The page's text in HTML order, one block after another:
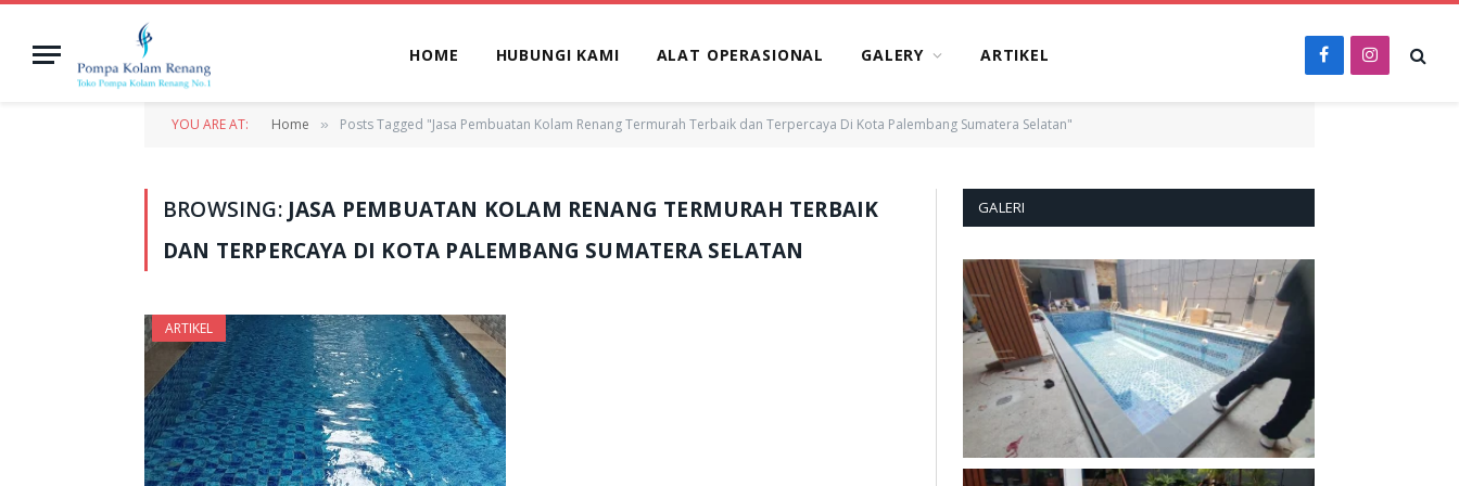
HOME HUBUNGI KAMI ALAT OPERASIONAL GALERY ARTIKEL FacebookInstagram
YOU ARE AT: Home » Posts Tagged "Jasa Pembuatan Kolam Renang Termurah Terbaik dan Terpercaya Di Kota Palembang Sumatera Selatan"
BROWSING: JASA PEMBUATAN KOLAM RENANG TERMURAH TERBAIK
DAN TERPERCAYA DI KOTA PALEMBANG SUMATERA SELATAN
ARTIKEL
GALERI